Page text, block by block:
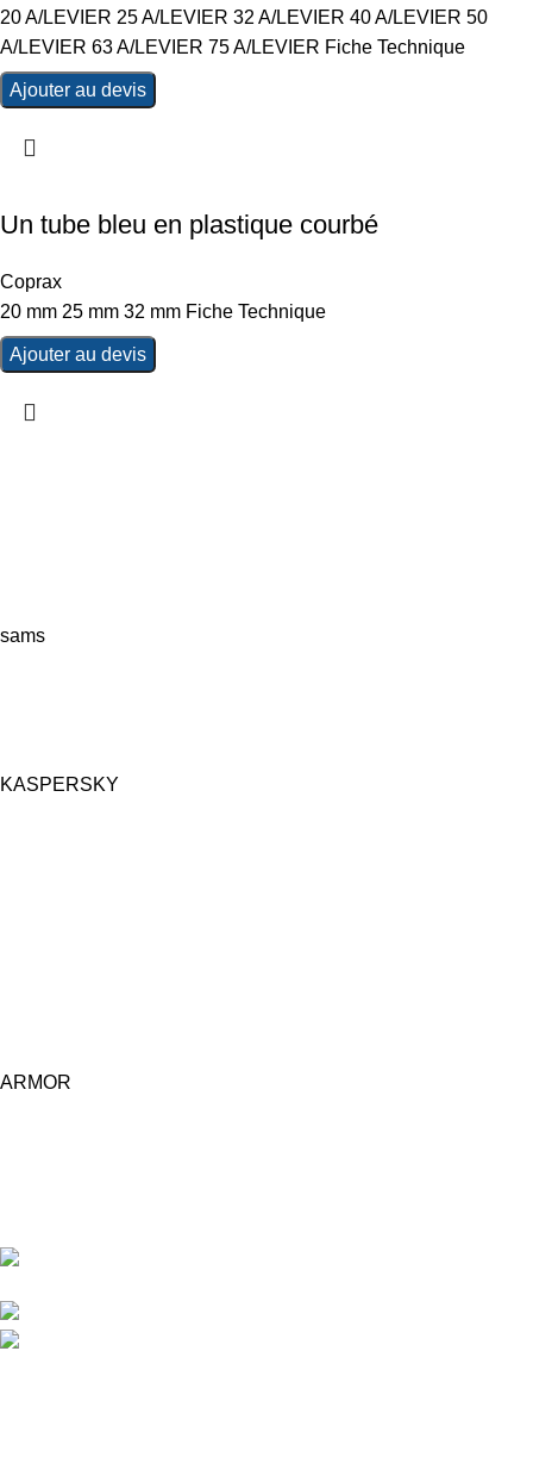
20 A/LEVIER 25 A/LEVIER 32 A/LEVIER 40 A/LEVIER 50
A/LEVIER 63 A/LEVIER 75 A/LEVIER Fiche Technique
Ajouter au devis
Un tube bleu en plastique courbé
Coprax
20 mm 25 mm 32 mm Fiche Technique
Ajouter au devis
sams
KASPERSKY
ARMOR